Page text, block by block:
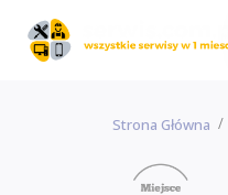
Strona Główna